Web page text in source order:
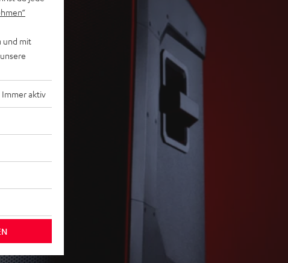
und mit
Immer aktiv